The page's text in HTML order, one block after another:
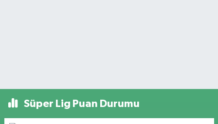
Süper Lig Puan Durumu